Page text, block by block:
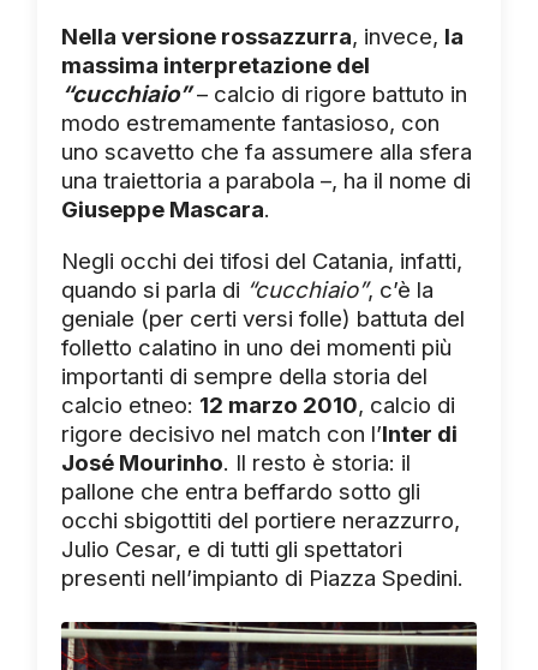
Nella versione rossazzurra, invece, la
massima interpretazione del
“cucchiaio”– calcio di rigore battuto in
modo estremamente fantasioso, con
uno scavetto che fa assumere alla sfera
una traiettoria a parabola –, ha il nome di
Giuseppe Mascara.
Negli occhi dei tifosi del Catania, infatti,
quando si parla di “cucchiaio”, c’è la
geniale (per certi versi folle) battuta del
folletto calatino in uno dei momenti più
importanti di sempre della storia del
calcio etneo: 12 marzo 2010, calcio di
rigore decisivo nel match con l’Inter di
José Mourinho. Il resto è storia: il
pallone che entra beffardo sotto gli
occhi sbigottiti del portiere nerazzurro,
Julio Cesar, e di tutti gli spettatori
presenti nell’impianto di Piazza Spedini.